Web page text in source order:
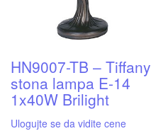
HN9007-TB – Tiffany
stona lampa E-14
1x40W Brilight
Ulogujte se da vidite cene